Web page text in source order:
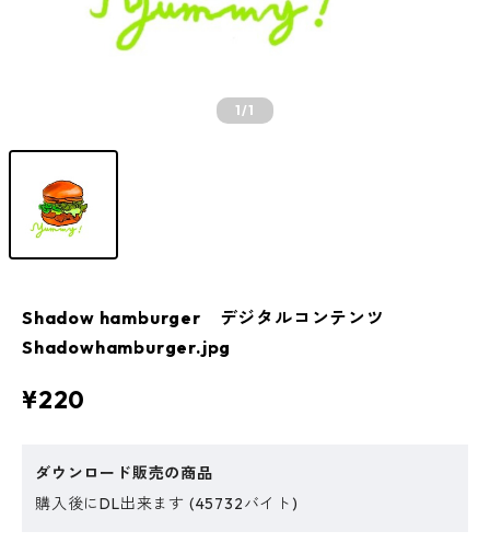
1/1
Shadow hamburger デジタルコンテンツ
Shadowhamburger.jpg
¥220
ダウンロード販売の商品
購入後にDL出来ます (45732バイト)